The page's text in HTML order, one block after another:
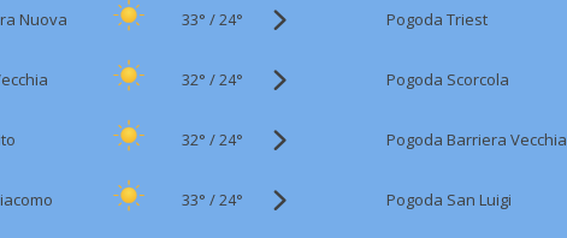
Nuova 33° /24° Pogoda Triest
32° /24° Pogoda Scorcola
32° /24° Pogoda Barriera Vecchia
33° /24° Pogoda San Luigi